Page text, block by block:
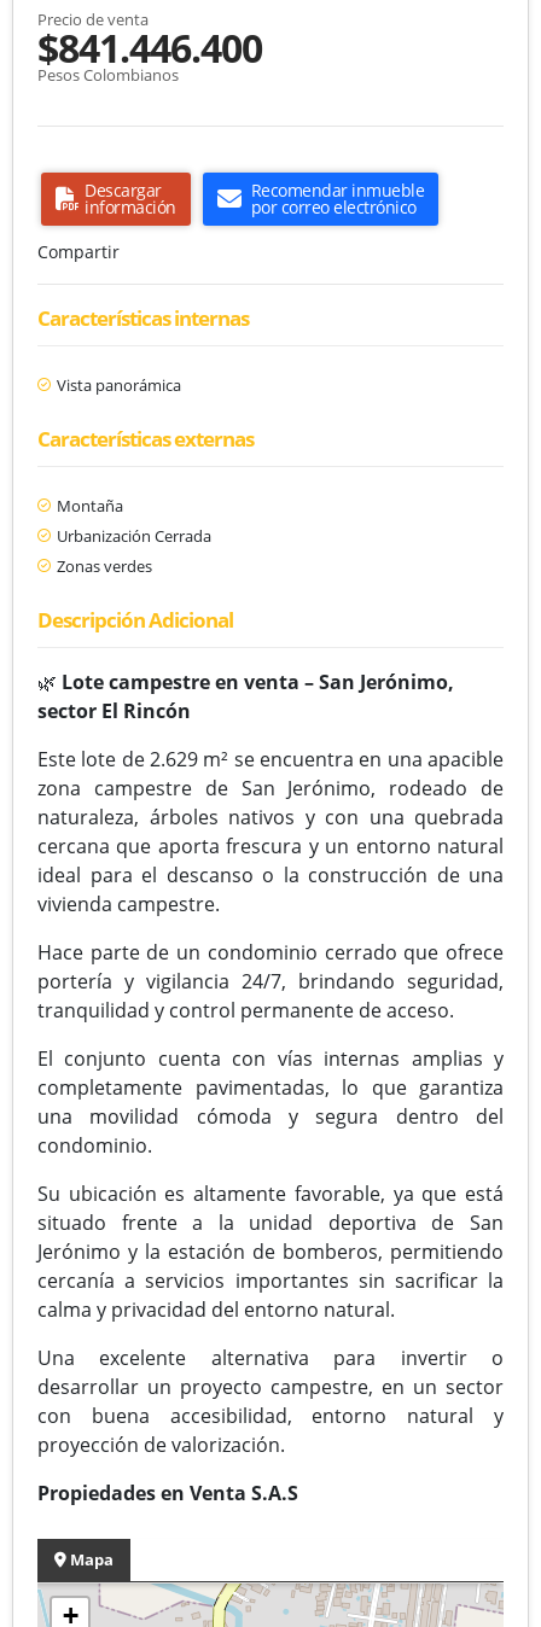
Precio de venta
$841.446.400
Pesos Colombianos
Descargar
información
Recomendar inmueble
por correo electrónico
Compartir
Características internas
Vista panorámica
Características externas
Montaña
Urbanización Cerrada
Zonas verdes
Descripción Adicional
🌿 Lote campestre en venta – San Jerónimo,
sector El Rincón
Este lote de 2.629 m² se encuentra en una apacible
zona campestre de San Jerónimo, rodeado de
naturaleza, árboles nativos y con una quebrada
cercana que aporta frescura y un entorno natural
ideal para el descanso o la construcción de una
vivienda campestre.
Hace parte de un condominio cerrado que ofrece
portería y vigilancia 24/7, brindando seguridad,
tranquilidad y control permanente de acceso.
El conjunto cuenta con vías internas amplias y
completamente pavimentadas, lo que garantiza
una movilidad cómoda y segura dentro del
condominio.
Su ubicación es altamente favorable, ya que está
situado frente a la unidad deportiva de San
Jerónimo y la estación de bomberos, permitiendo
cercanía a servicios importantes sin sacrificar la
calma y privacidad del entorno natural.
Una excelente alternativa para invertir o
desarrollar un proyecto campestre, en un sector
con buena accesibilidad, entorno natural y
proyección de valorización.
Propiedades en Venta S.A.S
Mapa
+